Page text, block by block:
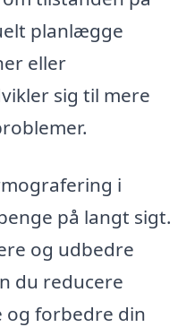
planlægge
eller
sig til mere
i
på langt sigt.
og udbedre
du reducere
forbedre din